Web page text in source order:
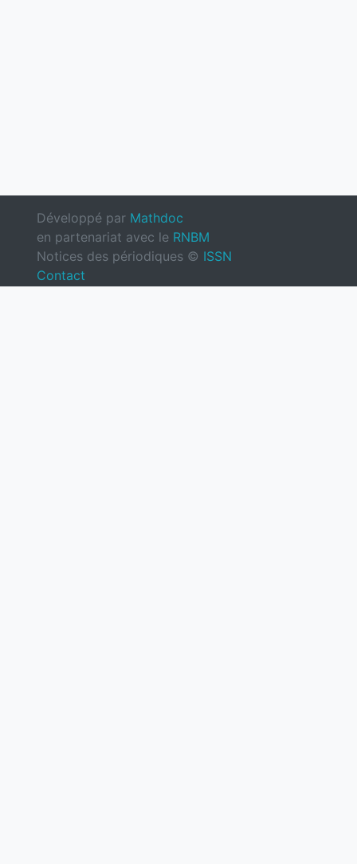
Développé par Mathdoc
en partenariat avec le RNBM
Notices des périodiques © ISSN
Contact